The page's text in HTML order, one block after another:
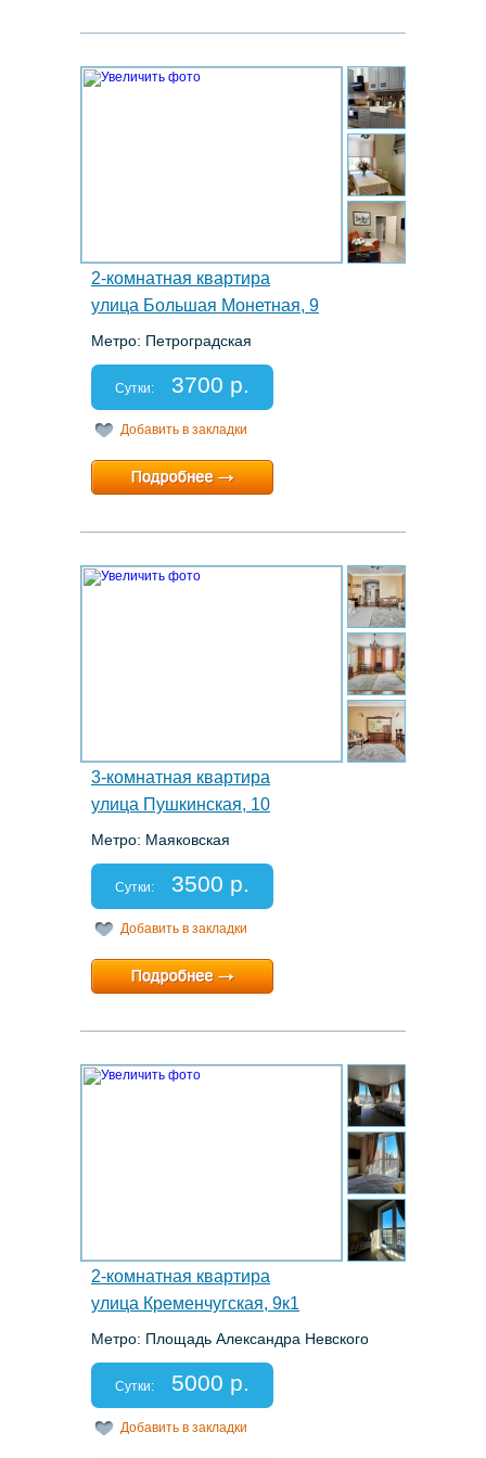
2-комнатная квартира
улица Большая Монетная, 9
Метро: Петроградская
Спальных мест: 2+2
Отчетные документы: есть
Сутки: 3700 р.
Добавить в закладки
Минимальный срок:2 суток
Расчетный час:12:00
3-комнатная квартира
улица Пушкинская, 10
Метро: Маяковская
Спальных мест: 2+2+2+1
Отчетные документы: есть
Сутки: 3500 р.
Добавить в закладки
Минимальный срок:2 суток
Расчетный час:12:00
2-комнатная квартира
улица Кременчугская, 9к1
Метро: Площадь Александра Невского
Спальных мест: 2+2+1
Отчетные документы: есть
Сутки: 5000 р.
Добавить в закладки